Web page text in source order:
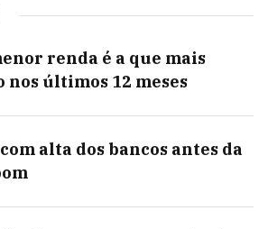
renda é a que mais
últimos 12 meses
alta dos bancos antes da